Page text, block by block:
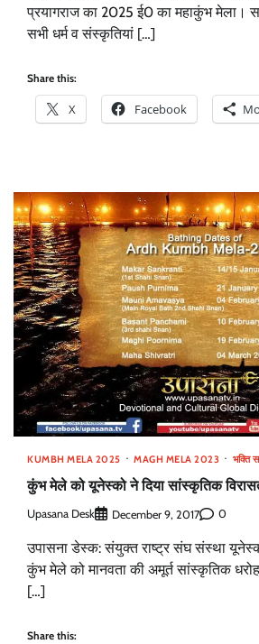
प्रयागराज का 2025 ई0 का महाकुंभ मेला।
सभी धर्म व संस्कृतियां […]
Share this:
X Facebook
KUMBH MELA 2025 MAGH MELA 2023 भक्ति
कुंभ मेले को यूनेस्को ने दिया सांस्कृतिक
Upasana Desk December 9, 2017 0
उपासना डेस्क: संयुक्त राष्ट्र संघ संस्था
कुंभ मेले को मानवता की अमूर्त सांस्कृतिक
[…]
Share this: